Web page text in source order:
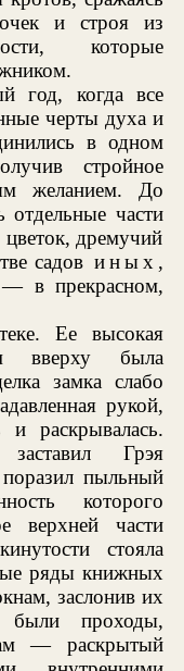
и строя из
которые
год, когда все
черты духа и
в одном
стройное
желанием. До
части
дремучий
садовиных ,
в прекрасном,
Ее высокая
вверху была
замка слабо
рукой,
и раскрывалась.
Грэя
пыльный
которого
верхней части
стояла
ряды книжных
заслонив их
были проходы,
— раскрытый